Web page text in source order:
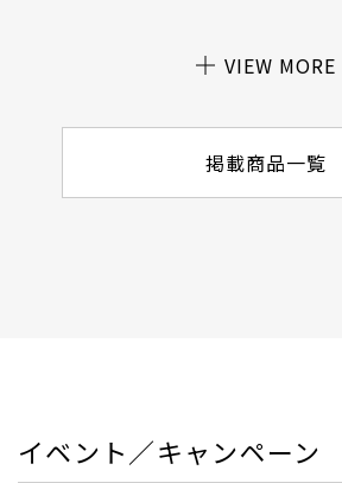
VIEW MORE
掲載商品一覧
イベント／キャンペーン